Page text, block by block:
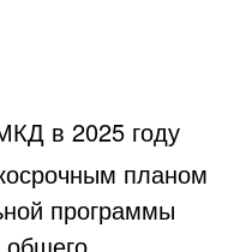
в 2025 году
планом
программы